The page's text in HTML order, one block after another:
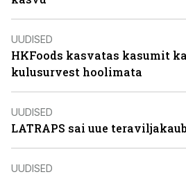
UUDISED
HKFoods kasvatas kasumit
kulusurvest hoolimata
UUDISED
LATRAPS sai uue
UUDISED